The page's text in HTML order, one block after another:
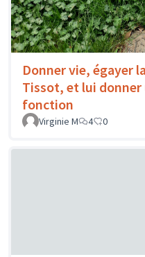
Donner vie, égayer
Tissot, et lui
fonction
Virginie M 4 0